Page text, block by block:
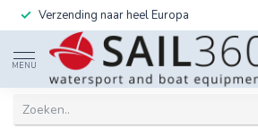
Verzending naar heel Europa
MENU